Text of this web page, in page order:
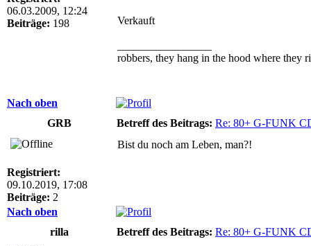
06.03.2009, 12:24
Beiträge: 198 Verkauft
robbers, they hang in the hood where they
Nach oben
GRB
Betreff des Beitrags: Re: 80+ G-FUNK
Registriert:
09.10.2019, 17:08
Beiträge: 2
Bist du noch am Leben, man?!
Nach oben
rilla
Betreff des Beitrags: Re: 80+ G-FUNK